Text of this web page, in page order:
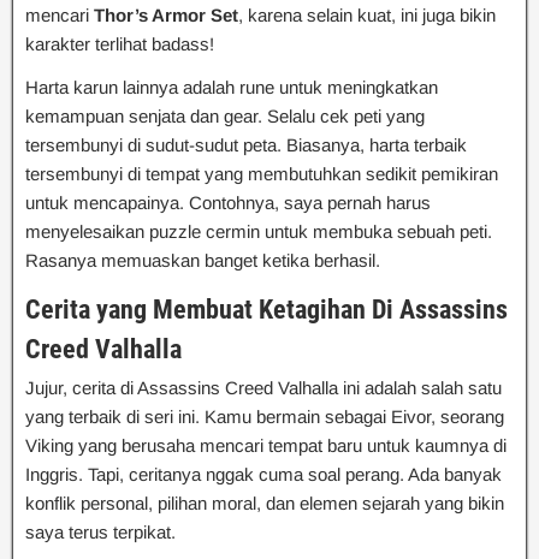
mencari Thor’s Armor Set, karena selain kuat, ini juga bikin
karakter terlihat badass!
Harta karun lainnya adalah rune untuk meningkatkan
kemampuan senjata dan gear. Selalu cek peti yang
tersembunyi di sudut-sudut peta. Biasanya, harta terbaik
tersembunyi di tempat yang membutuhkan sedikit pemikiran
untuk mencapainya. Contohnya, saya pernah harus
menyelesaikan puzzle cermin untuk membuka sebuah peti.
Rasanya memuaskan banget ketika berhasil.
Cerita yang Membuat Ketagihan Di Assassins
Creed Valhalla
Jujur, cerita di Assassins Creed Valhalla ini adalah salah satu
yang terbaik di seri ini. Kamu bermain sebagai Eivor, seorang
Viking yang berusaha mencari tempat baru untuk kaumnya di
Inggris. Tapi, ceritanya nggak cuma soal perang. Ada banyak
konflik personal, pilihan moral, dan elemen sejarah yang bikin
saya terus terpikat.